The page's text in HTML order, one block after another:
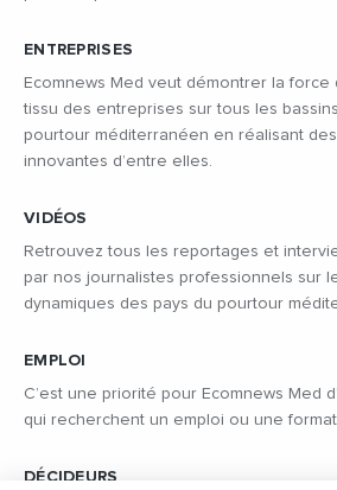
ENTREPRISES
Ecomnews Med veut démontrer la
tissu des entreprises sur tous les
pourtour méditerranéen en réalisant
innovantes d’entre elles.
VIDÉOS
Retrouvez tous les reportages et
par nos journalistes professionnels sur
dynamiques des pays du pourtour
EMPLOI
C’est une priorité pour Ecomnews Med
qui recherchent un emploi ou une
DÉCIDEURS